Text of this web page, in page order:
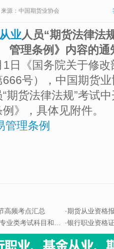
源：中国期货业协会
业人员“期货法律法
管理条例》内容的通
日《国务院关于修
号），中国期货
期货法律法规”考试
》，具体见附件。
管理条例
高频考点汇总 ·期货从业资格
类考试科目和题型 ·银行职业资格证